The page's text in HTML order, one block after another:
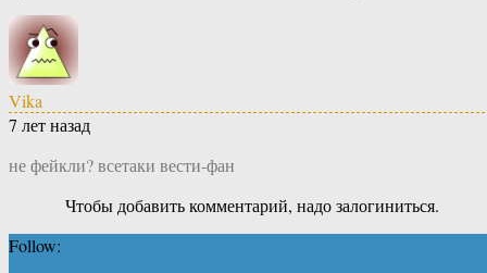
Vika
7 лет назад
не фейкли? всетаки вести-фан
Чтобы добавить комментарий, надо залогиниться.
Follow: